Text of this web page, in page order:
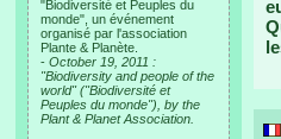
"Biodiversité et Peuples du
monde", un événement
organisé par l'association
Plante & Planète.
- October 19, 2011 :
"Biodiversity and people of the
world" ("Biodiversité et
Peuples du monde"), by the
Plant & Planet Association.